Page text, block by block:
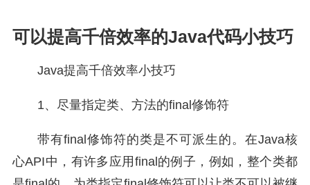
可以提高千倍效率的Java代码小技巧
Java提高千倍效率小技巧
1、尽量指定类、方法的final修饰符
带有final修饰符的类是不可派生的。在Java核
心API中，有许多应用final的例子，例如，整个类都